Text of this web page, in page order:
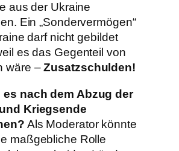
aus der Ukraine
Ein „Sondervermögen“
darf nicht gebildet
es das Gegenteil von
wäre –Zusatzschulden!
es nach dem Abzug der
Kriegsende
Als Moderator könnte
maßgebliche Rolle